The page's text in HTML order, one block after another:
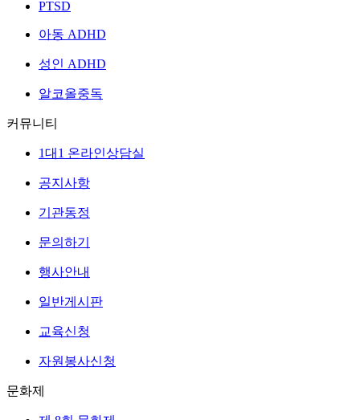
PTSD
아동 ADHD
성인 ADHD
알코올중독
커뮤니티
1대1 온라인상담실
공지사항
기관동정
문의하기
행사안내
일반게시판
교육신청
자원봉사신청
문화제